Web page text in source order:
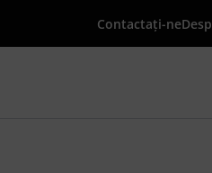
Contactaţi-ne
cu termenul de